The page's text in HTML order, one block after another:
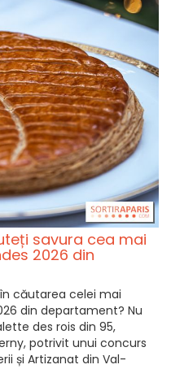
savura cea mai
2026 din
căutarea celei mai
din departament? Nu
des rois din 95,
potrivit unui concurs
și Artizanat din Val-